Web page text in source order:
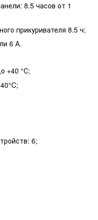
8.5 часов от 1
прикуривателя 8.5 ч;
6 А.
+40 °С;
6;